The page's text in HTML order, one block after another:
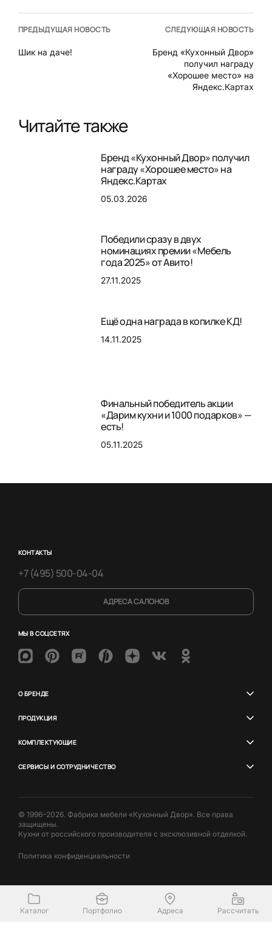
ПРЕДЫДУЩАЯ НОВОСТЬ
Шик на даче!
СЛЕДУЮЩАЯ НОВОСТЬ
Бренд «Кухонный Двор»
получил награду
«Хорошее место» на
Яндекс.Картах
Читайте также
Бренд «Кухонный Двор» получил
награду «Хорошее место» на
Яндекс.Картах
05.03.2026
Победили сразу в двух
номинациях премии «Мебель
года 2025» от Авито!
27.11.2025
Ещё одна награда в копилке КД!
14.11.2025
Финальный победитель акции
«Дарим кухни и 1000 подарков» —
есть!
05.11.2025
КОНТАКТЫ
+7 (495) 500-04-04
АДРЕСА САЛОНОВ
МЫ В СОЦСЕТЯХ
О БРЕНДЕ
ПРОДУКЦИЯ
КОМПЛЕКТУЮЩИЕ
СЕРВИСЫ И СОТРУДНИЧЕСТВО
© 1996–2026. Фабрика мебели «Кухонный Двор». Все права
защищены.
Кухни от российского производителя с эксклюзивной отделкой.
Политика конфиденциальности
Каталог Портфолио Адреса Рассчитать